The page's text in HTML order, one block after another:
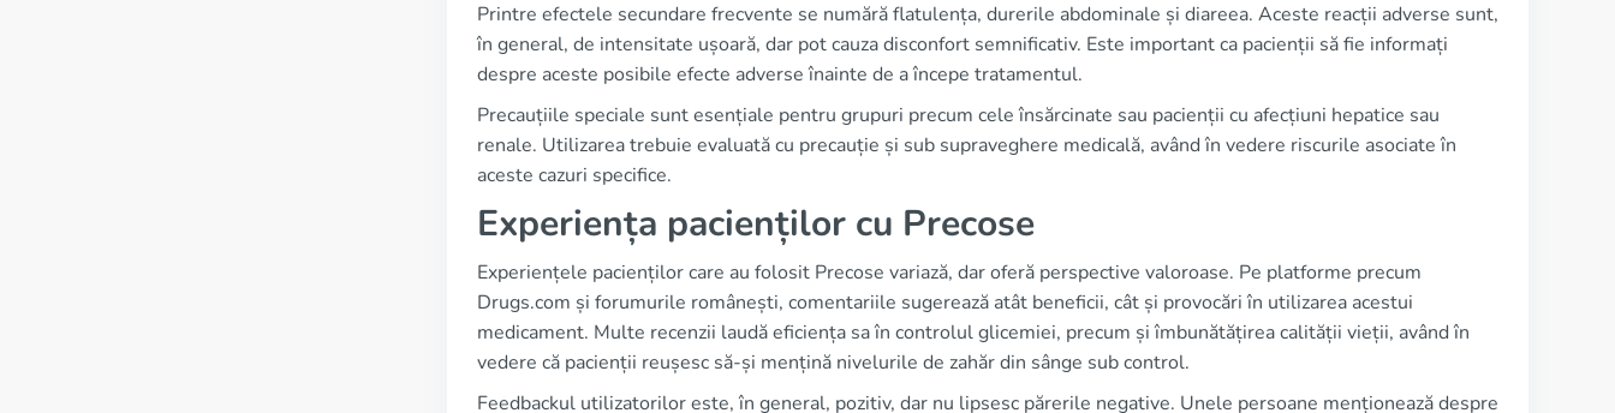
Printre efectele secundare frecvente se numără flatulența, durerile abdominale și diareea. Aceste reacții adverse sunt,
în general, de intensitate ușoară, dar pot cauza disconfort semnificativ. Este important ca pacienții să fie informați
despre aceste posibile efecte adverse înainte de a începe tratamentul.
Precauțiile speciale sunt esențiale pentru grupuri precum cele însărcinate sau pacienții cu afecțiuni hepatice sau
renale. Utilizarea trebuie evaluată cu precauție și sub supraveghere medicală, având în vedere riscurile asociate în
aceste cazuri specifice.
Experiența pacienților cu Precose
Experiențele pacienților care au folosit Precose variază, dar oferă perspective valoroase. Pe platforme precum
Drugs.com și forumurile românești, comentariile sugerează atât beneficii, cât și provocări în utilizarea acestui
medicament. Multe recenzii laudă eficiența sa în controlul glicemiei, precum și îmbunătățirea calității vieții, având în
vedere că pacienții reușesc să-și mențină nivelurile de zahăr din sânge sub control.
Feedbackul utilizatorilor este, în general, pozitiv, dar nu lipsesc părerile negative. Unele persoane menționează despre